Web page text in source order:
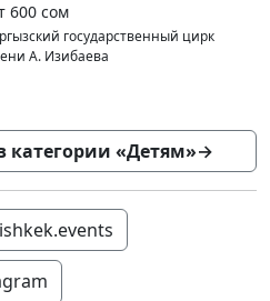
600 сом
государственный цирк
А. Изибаева
категории «Детям»→